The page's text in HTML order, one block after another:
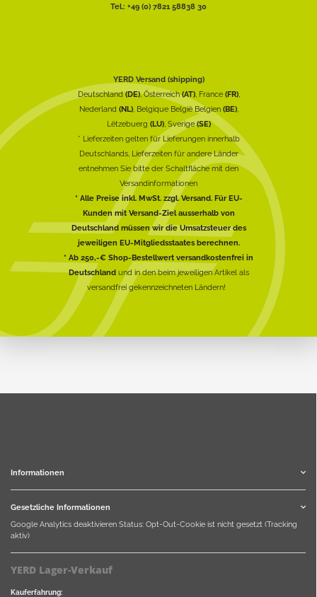
Tel.: +49 (0) 7821 58838 30
YERD Versand (shipping)
Deutschland(DE), Österreich(AT), France (FR),
Nederland (NL), Belgique België Belgien (BE),
Lëtzebuerg (LU), Sverige(SE)
* Lieferzeiten gelten für Lieferungen innerhalb
Deutschlands, Lieferzeiten für andere Länder
entnehmen Sie bitte der Schaltfläche mit den
Versandinformationen
* Alle Preise inkl. MwSt. zzgl. Versand. Für EU-
Kunden mit Versand-Ziel ausserhalb von
Deutschland müssen wir die Umsatzsteuer des
jeweiligen EU-Mitgliedsstaates berechnen.
* Ab 250,-€ Shop-Bestellwert versandkostenfrei in
Deutschlandund in den beim jeweiligen Artikel als
versandfrei gekennzeichneten Ländern!
Informationen
Gesetzliche Informationen
Google Analytics deaktivieren Status: Opt-Out-Cookie ist nicht gesetzt (Tracking
aktiv)
YERD Lager-Verkauf
Kauferfahrung: